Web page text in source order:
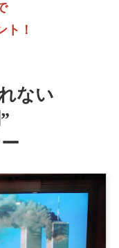
ト！
ない